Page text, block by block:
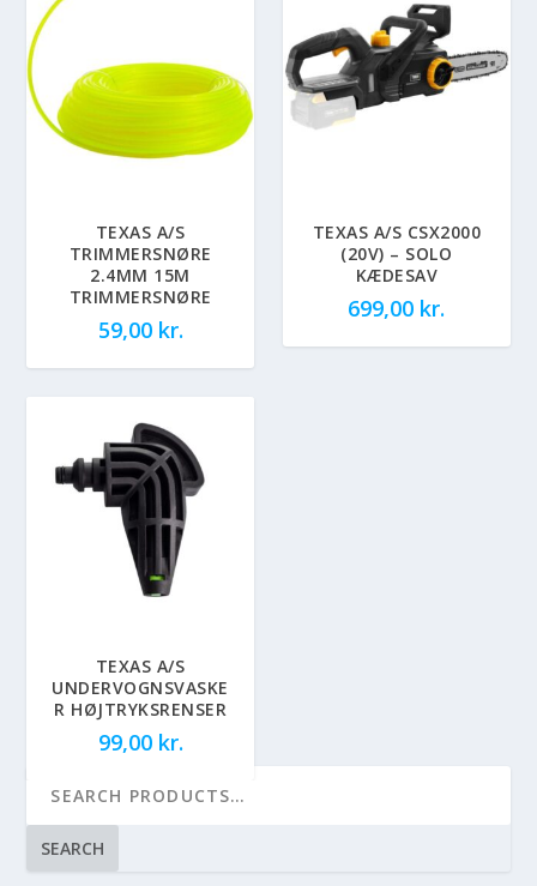
TEXAS A/S
TRIMMERSNØRE
2.4MM 15M
TRIMMERSNØRE
59,00 kr.
TEXAS A/S CSX2000
(20V) – SOLO
KÆDESAV
699,00 kr.
TEXAS A/S
UNDERVOGNSVASKE
R HØJTRYKSRENSER
99,00 kr.
SEARCH